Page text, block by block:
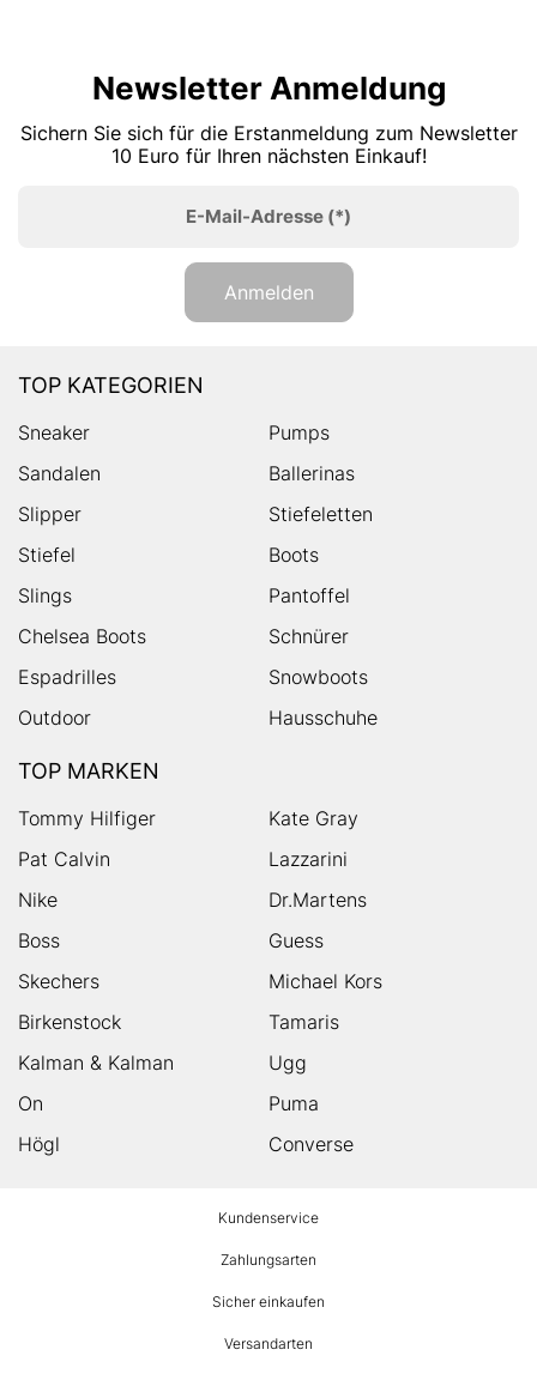
Newsletter Anmeldung
Sichern Sie sich für die Erstanmeldung zum Newsletter
10 Euro für Ihren nächsten Einkauf!
E-Mail-Adresse (*)
Anmelden
TOP KATEGORIEN
Sneaker
Pumps
Sandalen
Ballerinas
Slipper
Stiefeletten
Stiefel
Boots
Slings
Pantoffel
Chelsea Boots
Schnürer
Espadrilles
Snowboots
Outdoor
Hausschuhe
TOP MARKEN
Tommy Hilfiger
Kate Gray
Pat Calvin
Lazzarini
Nike
Dr.Martens
Boss
Guess
Skechers
Michael Kors
Birkenstock
Tamaris
Kalman & Kalman
Ugg
On
Puma
Högl
Converse
Kundenservice
Zahlungsarten
Sicher einkaufen
Versandarten